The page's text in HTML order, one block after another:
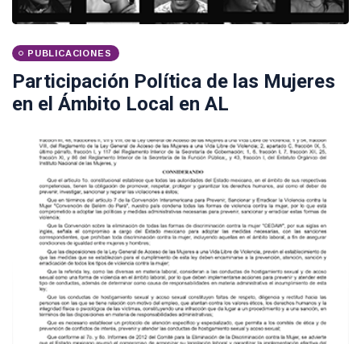
PUBLICACIONES
Participación Política de las Mujeres
en el Ámbito Local en AL